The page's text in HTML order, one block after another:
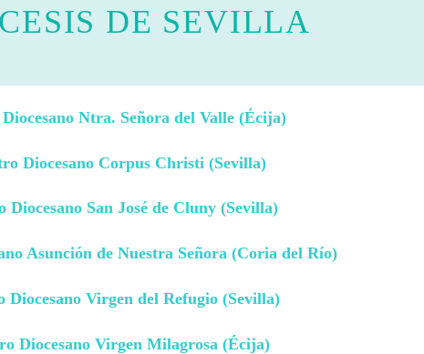
DE SEVILLA
Ntra. Señora del Valle (Écija)
Diocesano Corpus Christi (Sevilla)
Diocesano San José de Cluny (Sevilla)
Asunción de Nuestra Señora (Coria del Río)
Diocesano Virgen del Refugio (Sevilla)
Diocesano Virgen Milagrosa (Écija)